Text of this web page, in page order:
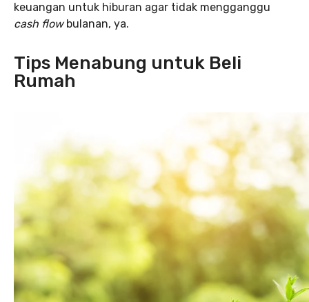
keuangan untuk hiburan agar tidak mengganggu
cash flow bulanan, ya.
Tips Menabung untuk Beli
Rumah